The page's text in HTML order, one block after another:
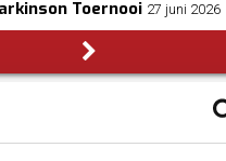
Toernooi 27 juni 2026